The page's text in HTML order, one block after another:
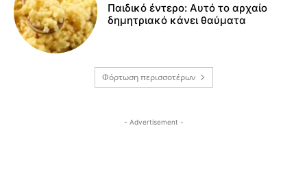
Παιδικό έντερο: Αυτό το αρχαίο
δημητριακό κάνει θαύματα
Φόρτωση περισσοτέρων
- Advertisement -